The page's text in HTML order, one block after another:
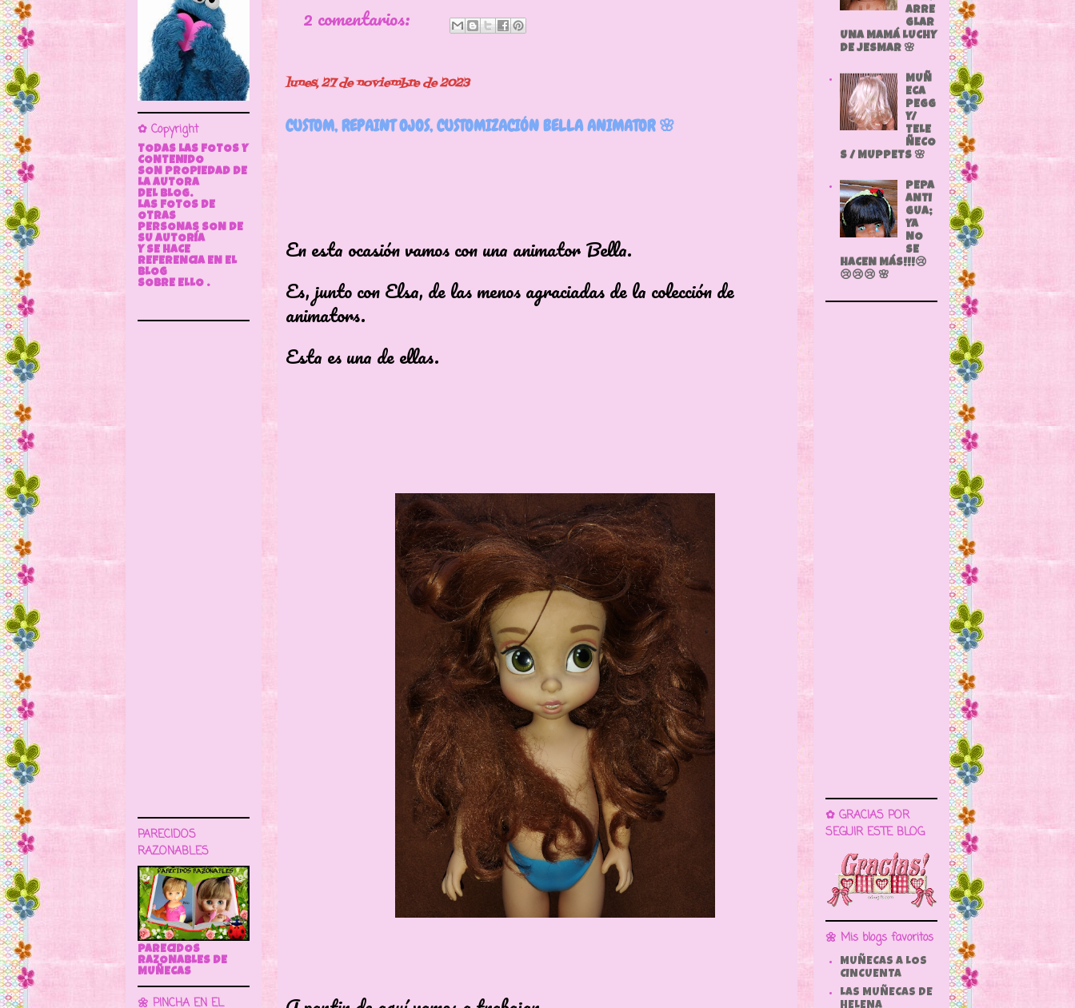
2 comentarios:
lunes, 27 de noviembre de 2023
CUSTOM, REPAINT OJOS, CUSTOMIZACIÓN BELLA ANIMATOR 🌸
En esta ocasión vamos con una animator Bella.
Es, junto con Elsa, de las menos agraciadas de la colección de
animators.
Esta es una de ellas.
✿ Copyright
TODAS LAS FOTOS Y
CONTENIDO
SON PROPIEDAD DE
LA AUTORA
DEL BLOG.
LAS FOTOS DE
OTRAS
PERSONAS SON DE
SU AUTORÍA
Y SE HACE
REFERENCIA EN EL
BLOG
SOBRE ELLO .
PARECIDOS
RAZONABLES
PARECIDOS
RAZONABLES DE
MUÑECAS
🌼 PINCHA EN EL
ARRE
GLAR
UNA MAMÁ LUCHY
DE JESMAR 🌸
MUÑ
ECA
PEGG
Y/
TELE
ÑECO
S / MUPPETS 🌸
PEPA
ANTI
GUA;
YA
NO
SE
HACEN MÁS!!!😢
😢😢😢 🌸
✿ GRACIAS POR
SEGUIR ESTE BLOG
🌼 Mis blogs favoritos
MUÑECAS A LOS
CINCUENTA
LAS MUÑECAS DE
HELENA